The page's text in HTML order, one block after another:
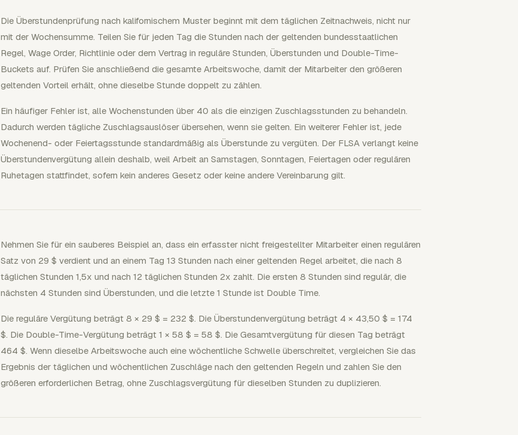
Die Überstundenprüfung nach kalifornischem Muster beginnt mit dem täglichen Zeitnachweis, nicht nur
mit der Wochensumme. Teilen Sie für jeden Tag die Stunden nach der geltenden bundesstaatlichen
Regel, Wage Order, Richtlinie oder dem Vertrag in reguläre Stunden, Überstunden und Double-Time-
Buckets auf. Prüfen Sie anschließend die gesamte Arbeitswoche, damit der Mitarbeiter den größeren
geltenden Vorteil erhält, ohne dieselbe Stunde doppelt zu zählen.
Ein häufiger Fehler ist, alle Wochenstunden über 40 als die einzigen Zuschlagsstunden zu behandeln.
Dadurch werden tägliche Zuschlagsauslöser übersehen, wenn sie gelten. Ein weiterer Fehler ist, jede
Wochenend- oder Feiertagsstunde standardmäßig als Überstunde zu vergüten. Der FLSA verlangt keine
Überstundenvergütung allein deshalb, weil Arbeit an Samstagen, Sonntagen, Feiertagen oder regulären
Ruhetagen stattfindet, sofern kein anderes Gesetz oder keine andere Vereinbarung gilt.
Nehmen Sie für ein sauberes Beispiel an, dass ein erfasster nicht freigestellter Mitarbeiter einen regulären
Satz von 29 $ verdient und an einem Tag 13 Stunden nach einer geltenden Regel arbeitet, die nach 8
täglichen Stunden 1,5x und nach 12 täglichen Stunden 2x zahlt. Die ersten 8 Stunden sind regulär, die
nächsten 4 Stunden sind Überstunden, und die letzte 1 Stunde ist Double Time.
Die reguläre Vergütung beträgt 8 × 29 $ = 232 $. Die Überstundenvergütung beträgt 4 × 43,50 $ = 174
$. Die Double-Time-Vergütung beträgt 1 × 58 $ = 58 $. Die Gesamtvergütung für diesen Tag beträgt
464 $. Wenn dieselbe Arbeitswoche auch eine wöchentliche Schwelle überschreitet, vergleichen Sie das
Ergebnis der täglichen und wöchentlichen Zuschläge nach den geltenden Regeln und zahlen Sie den
größeren erforderlichen Betrag, ohne Zuschlagsvergütung für dieselben Stunden zu duplizieren.